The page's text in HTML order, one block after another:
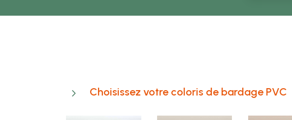
5 Choisissez votre coloris de bardage PVC